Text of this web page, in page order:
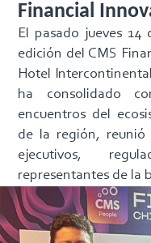
Financial
El pasado jueves 14
edición del CMS
Hotel
ha consolidado
encuentros del
de la región, reunió
ejecutivos,
representantes de la